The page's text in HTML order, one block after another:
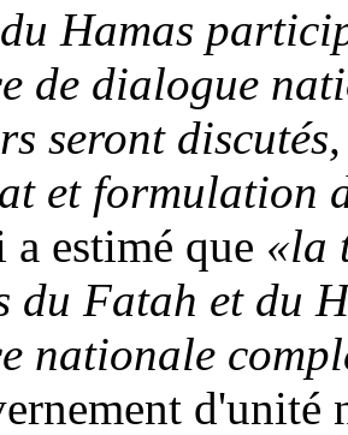
Hamas
de dialogue
seront
et formulation
a estimé que «la
du Fatah et du
nationale
d'unité